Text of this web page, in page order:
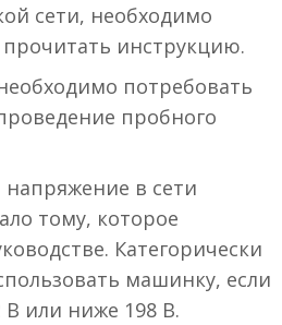
сети, необходимо
инструкцию.
потребовать
пробного
в сети
тому, которое
Категорически
машинку, если
или ниже 198 В.